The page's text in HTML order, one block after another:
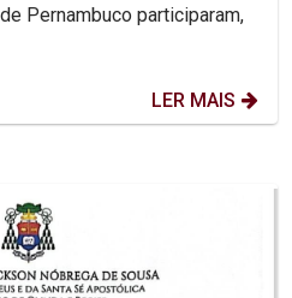
Pernambuco participaram,
LER MAIS